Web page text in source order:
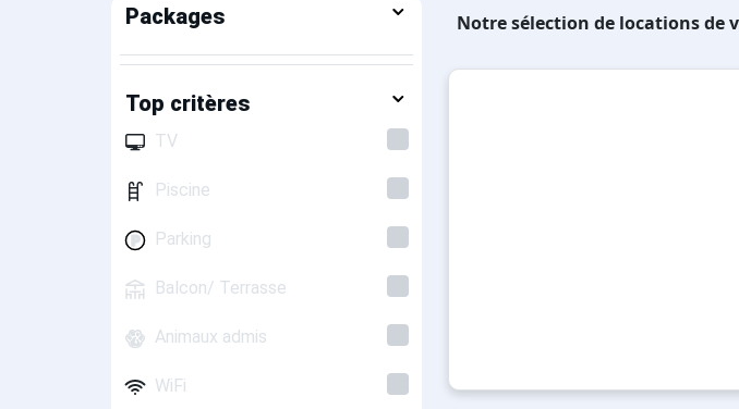
Packages
Top critères
TV
Piscine
Parking
Balcon/ Terrasse
Animaux admis
WiFi
Notre sélection de locations de